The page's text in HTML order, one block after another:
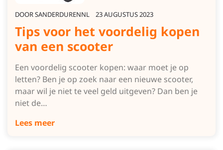
DOORSANDERDURENNL 23 AUGUSTUS 2023
Tips voor het voordelig kopen
van een scooter
Een voordelig scooter kopen: waar moet je op
letten? Ben je op zoek naar een nieuwe scooter,
maar wil je niet te veel geld uitgeven? Dan ben je
niet de…
Lees meer